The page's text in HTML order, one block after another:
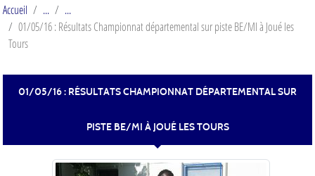
Accueil
01/05/16 : Résultats Championnat départemental sur piste BE/MI à Joué les
Tours
01/05/16 : RÉSULTATS CHAMPIONNAT DÉPARTEMENTAL SUR
PISTE BE/MI À JOUÉ LES TOURS